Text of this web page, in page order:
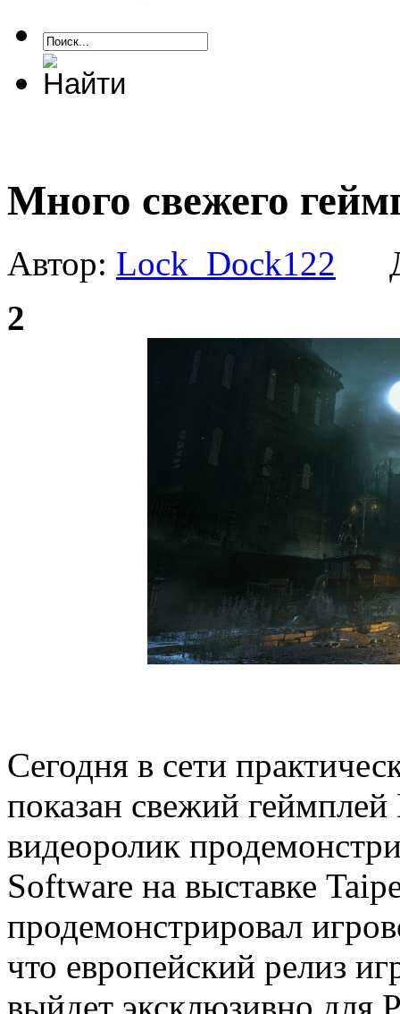
Много свежего
Автор: Lock_Dock122
2
Сегодня в сети
показан свежий
видеоролик
Software на выставке
продемонстрировал
что европейский релиз